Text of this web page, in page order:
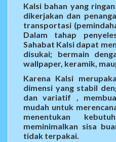
Kalsi bahan yang
dikerjakan dan
transportasi
Dalam tahap
Sahabat Kalsi dapat
disukai; bermain
wallpaper, keramik,
Karena Kalsi
dimensi yang stabil
dan variatif ,
mudah untuk
menentukan
meminimalkan sisa
tidak terpakai.